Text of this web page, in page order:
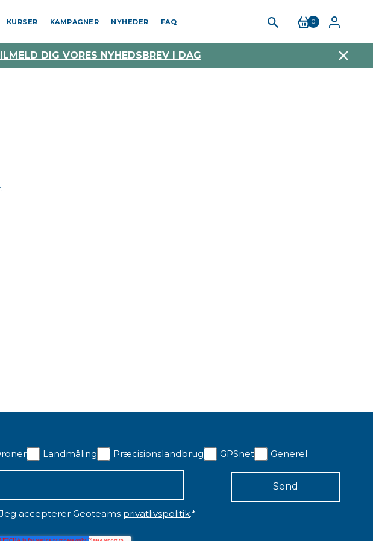
KURSER KAMPAGNER NYHEDER FAQ 0
DIG VORES NYHEDSBREV I DAG
Landmåling Præcisionslandbrug GPSnet Generel
Jeg accepterer Geoteams privatlivspolitik.*